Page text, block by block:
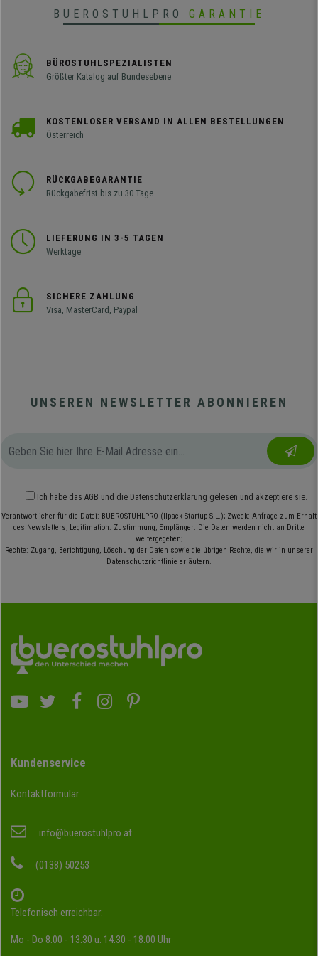
BUEROSTUHLPRO GARANTIE
BÜROSTUHLSPEZIALISTEN
Größter Katalog auf Bundesebene
KOSTENLOSER VERSAND IN ALLEN BESTELLUNGEN
Österreich
RÜCKGABEGARANTIE
Rückgabefrist bis zu 30 Tage
LIEFERUNG IN 3-5 TAGEN
Werktage
SICHERE ZAHLUNG
Visa, MasterCard, Paypal
UNSEREN NEWSLETTER ABONNIEREN
Ich habe das AGB und die Datenschutzerklärung gelesen und akzeptiere sie.
Verantwortlicher für die Datei: BUEROSTUHLPRO (Ilpack Startup S.L.); Zweck: Anfrage zum Erhalt
des Newsletters; Legitimation: Zustimmung; Empfänger: Die Daten werden nicht an Dritte
weitergegeben;
Rechte: Zugang, Berichtigung, Löschung der Daten sowie die übrigen Rechte, die wir in unserer
Datenschutzrichtlinie erläutern.
Kundenservice
Kontaktformular
info@buerostuhlpro.at
(0138) 50253
Telefonisch erreichbar:
Mo - Do 8:00 - 13:30 u. 14:30 - 18:00 Uhr